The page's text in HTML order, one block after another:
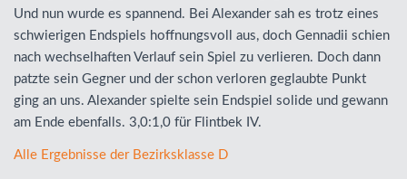
Und nun wurde es spannend. Bei Alexander sah es trotz eines
schwierigen Endspiels hoffnungsvoll aus, doch Gennadii schien
nach wechselhaften Verlauf sein Spiel zu verlieren. Doch dann
patzte sein Gegner und der schon verloren geglaubte Punkt
ging an uns. Alexander spielte sein Endspiel solide und gewann
am Ende ebenfalls. 3,0:1,0 für Flintbek IV.
Alle Ergebnisse der Bezirksklasse D